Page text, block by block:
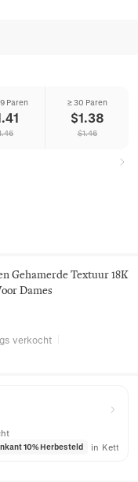
Paren ≥ 30 Paren
$1.38
$1.46
Gehamerde Textuur 18K
Dames
verkocht
10% Herbesteld in